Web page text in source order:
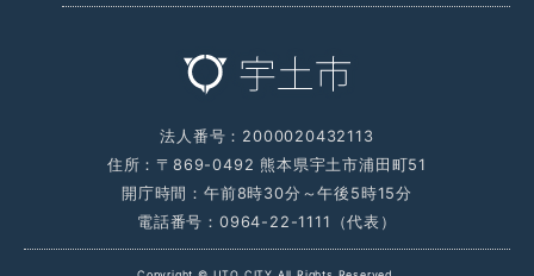
法人番号：2000020432113
住所：〒869-0492 熊本県宇土市浦田町51
開庁時間：午前8時30分～午後5時15分
電話番号：0964-22-1111（代表）